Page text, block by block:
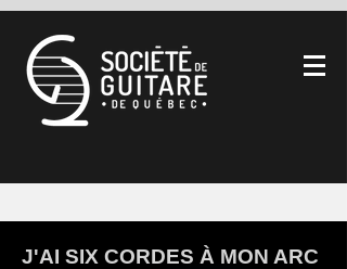
J'AI SIX CORDES À MON ARC